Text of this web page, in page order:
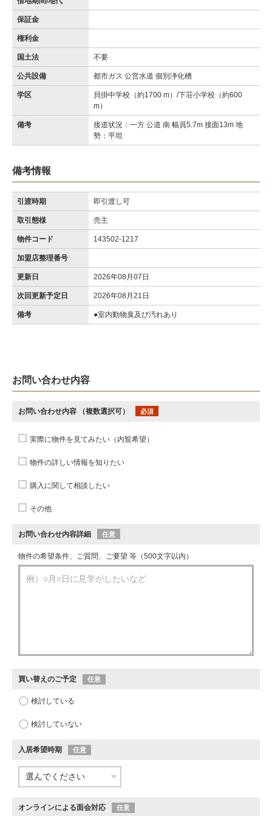
保証金
権利金
国土法 不要
公共設備 都市ガス 公営水道 個別浄化槽
学区
貝掛中学校（約1700 m）/下荘小学校（約600
m）
備考
接道状況：一方 公道 南 幅員5.7m 接面13m 地
勢：平坦
備考情報
引渡時期 即引渡し可
取引態様 売主
物件コード 143502-1217
加盟店整理番号
更新日 2026年08月07日
次回更新予定日 2026年08月21日
備考 ●室内動物臭及び汚れあり
お問い合わせ内容
お問い合わせ内容 （複数選択可） 必須
実際に物件を見てみたい（内覧希望）
物件の詳しい情報を知りたい
購入に関して相談したい
その他
お問い合わせ内容詳細 任意
物件の希望条件、ご質問、ご要望 等（500文字以内）
買い替えのご予定 任意
検討している
検討していない
入居希望時期 任意
オンラインによる面会対応 任意